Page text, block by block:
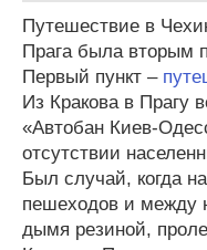
Путешествие в
Прага была вторым
Первый пункт –
Из Кракова в Прагу
«Автобан Киев-
отсутствии
Был случай, когда
пешеходов и между
дымя резиной,